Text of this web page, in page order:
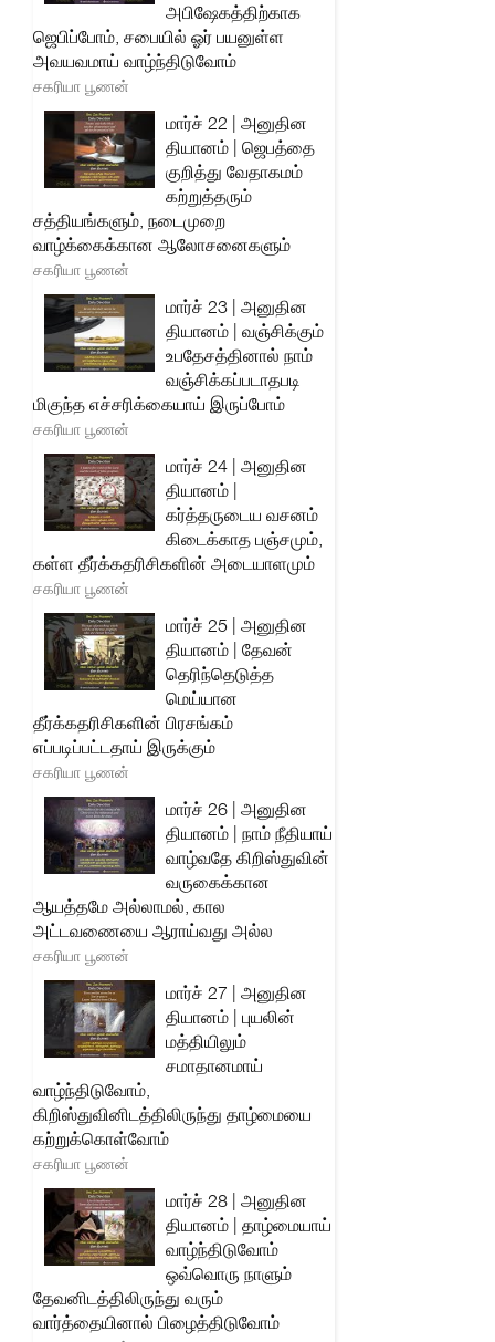
அபிஷேகத்திற்காக
ஜெபிப்போம், சபையில் ஓர் பயனுள்ள
அவயவமாய் வாழ்ந்திடுவோம்
சகரியா பூணன்
மார்ச் 22 | அனுதின
தியானம் | ஜெபத்தை
குறித்து வேதாகமம்
கற்றுத்தரும்
சத்தியங்களும், நடைமுறை
வாழ்க்கைக்கான ஆலோசனைகளும்
சகரியா பூணன்
மார்ச் 23 | அனுதின
தியானம் | வஞ்சிக்கும்
உபதேசத்தினால் நாம்
வஞ்சிக்கப்படாதபடி
மிகுந்த எச்சரிக்கையாய் இருப்போம்
சகரியா பூணன்
மார்ச் 24 | அனுதின
தியானம் |
கர்த்தருடைய வசனம்
கிடைக்காத பஞ்சமும்,
கள்ள தீர்க்கதரிசிகளின் அடையாளமும்
சகரியா பூணன்
மார்ச் 25 | அனுதின
தியானம் | தேவன்
தெரிந்தெடுத்த
மெய்யான
தீர்க்கதரிசிகளின் பிரசங்கம்
எப்படிப்பட்டதாய் இருக்கும்
சகரியா பூணன்
மார்ச் 26 | அனுதின
தியானம் | நாம் நீதியாய்
வாழ்வதே கிறிஸ்துவின்
வருகைக்கான
ஆயத்தமே அல்லாமல், கால
அட்டவணையை ஆராய்வது அல்ல
சகரியா பூணன்
மார்ச் 27 | அனுதின
தியானம் | புயலின்
மத்தியிலும்
சமாதானமாய்
வாழ்ந்திடுவோம்,
கிறிஸ்துவினிடத்திலிருந்து தாழ்மையை
கற்றுக்கொள்வோம்
சகரியா பூணன்
மார்ச் 28 | அனுதின
தியானம் | தாழ்மையாய்
வாழ்ந்திடுவோம்
ஒவ்வொரு நாளும்
தேவனிடத்திலிருந்து வரும்
வார்த்தையினால் பிழைத்திடுவோம்